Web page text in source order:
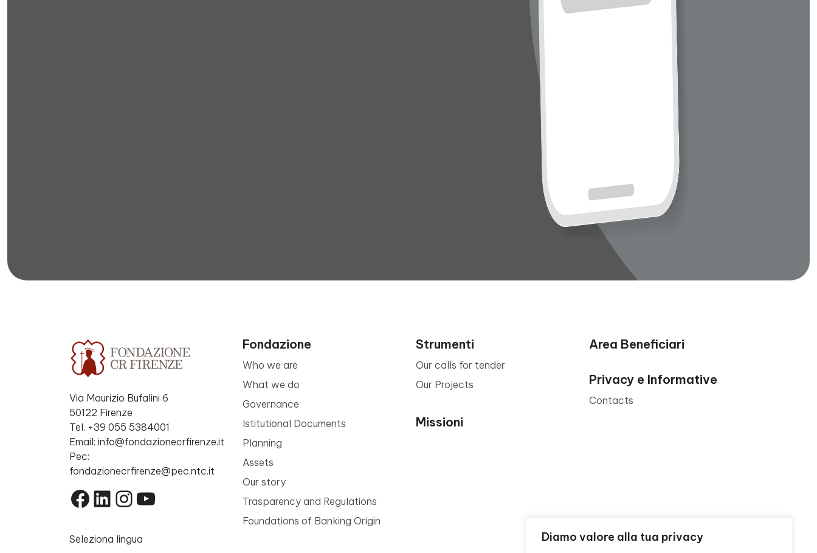
Diamo valore alla tua privacy
Via Maurizio Bufalini 6
50122 Firenze
Tel. +39 055 5384001
Email: info@fondazionecrfirenze.it
Pec:
fondazionecrfirenze@pec.ntc.it
Facebook
LinkedIn
Instagram
YouTube
Seleziona lingua
Fondazione
Who we are
What we do
Governance
Istitutional Documents
Planning
Assets
Our story
Trasparency and Regulations
Foundations of Banking Origin
Strumenti
Our calls for tender
Our Projects
Missioni
Area Beneficiari
Privacy e Informative
Contacts